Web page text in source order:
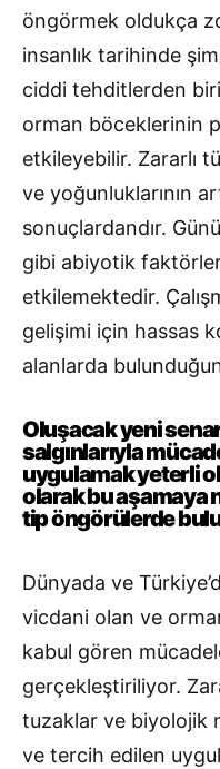
öngörmek oldukça
insanlık tarihinde
ciddi tehditlerden
orman böceklerinin
etkileyebilir. Zararlı
ve yoğunluklarının
sonuçlardandır.
gibi abiyotik
etkilemektedir.
gelişimi için hassas
alanlarda
Oluşacak yeni
salgınlarıyla
uygulamak yeterli
olarak bu aşamaya
tip öngörülerde
Dünyada ve
vicdani olan ve
kabul gören
gerçekleştiriliyor.
tuzaklar ve biyolojik
ve tercih edilen